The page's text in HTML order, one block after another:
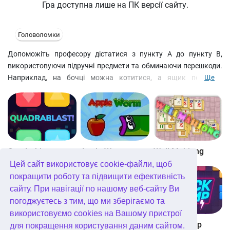
Цей сайт використовує cookie-файли, щоб
покращити роботу та підвищити ефективність
сайту. При навігації по нашому веб-сайту Ви
погоджуєтесь з тим, що ми зберігаємо та
використовуємо cookies на Вашому пристрої
для покращення користування даним сайтом.
Гра доступна лише на ПК версії сайту.
Головоломки
Допоможіть професору дістатися з пункту A до пункту B,
використовуючи підручні предмети та обминаючи перешкоди.
Наприклад, на бочці можна котитися, а ящик по піску
труднощів, тож нудьгувати не доведеться!
Ще
Quadrablast Apple Worm Well Mahjong
Digitz! The Daily Diagonal Sudoku Block Champ